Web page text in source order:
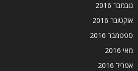
נובמבר 2016
אוקטובר 2016
ספטמבר 2016
מאי 2016
אפריל 2016